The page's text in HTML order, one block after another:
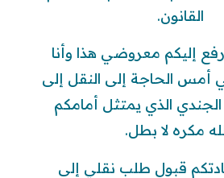
القانون.
إليكم معروضي هذا وأنا
أمس الحاجة إلى النقل إلى
الذي يمتثل أمامكم
مكره لا بطل.
قبول طلب نقلي إلى